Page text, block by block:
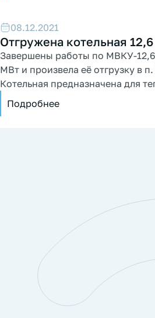
08.12.2021
Отгружена котельная
Завершены работы по МВКУ-
МВт и произвела её отгрузку в
Котельная предназначена для
Подробнее